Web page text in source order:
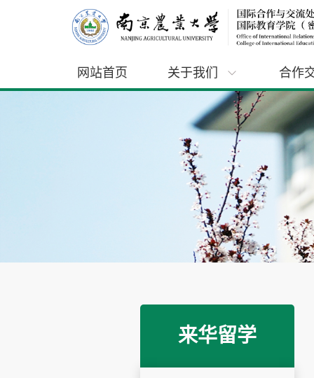
网站首页 关于我们 合作
来华留学